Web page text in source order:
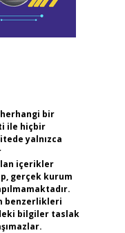
bir
ile hiçbir
yalnızca
içerikler
gerçek kurum
benzerlikleri
bilgiler taslak